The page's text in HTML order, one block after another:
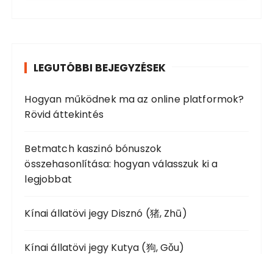
r
:
LEGUTÓBBI BEJEGYZÉSEK
Hogyan működnek ma az online platformok?
Rövid áttekintés
Betmatch kaszinó bónuszok
összehasonlítása: hogyan válasszuk ki a
legjobbat
Kínai állatövi jegy Disznó (猪, Zhū)
Kínai állatövi jegy Kutya (狗, Gǒu)